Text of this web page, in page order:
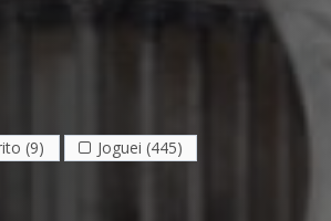
(9) Joguei (445)